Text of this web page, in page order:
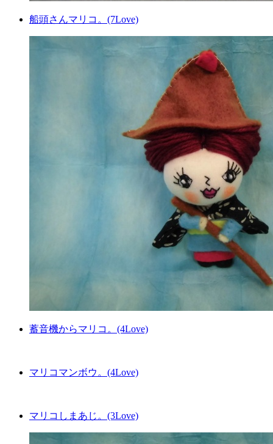
船頭さんマリコ。(7Love)
蓄音機からマリコ。(4Love)
マリコマンボウ。(4Love)
マリコしまあじ。(3Love)